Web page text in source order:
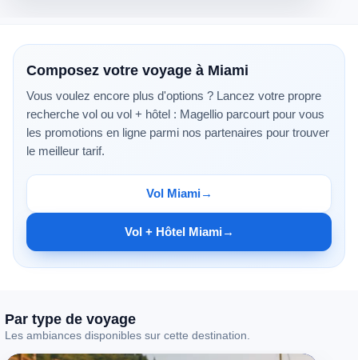
Composez votre voyage à Miami
Vous voulez encore plus d'options ? Lancez votre propre
recherche vol ou vol + hôtel : Magellio parcourt pour vous
les promotions en ligne parmi nos partenaires pour trouver
le meilleur tarif.
Vol Miami
Vol + Hôtel Miami
promotion
hôtel
Par type de voyage
Les ambiances disponibles sur cette destination.